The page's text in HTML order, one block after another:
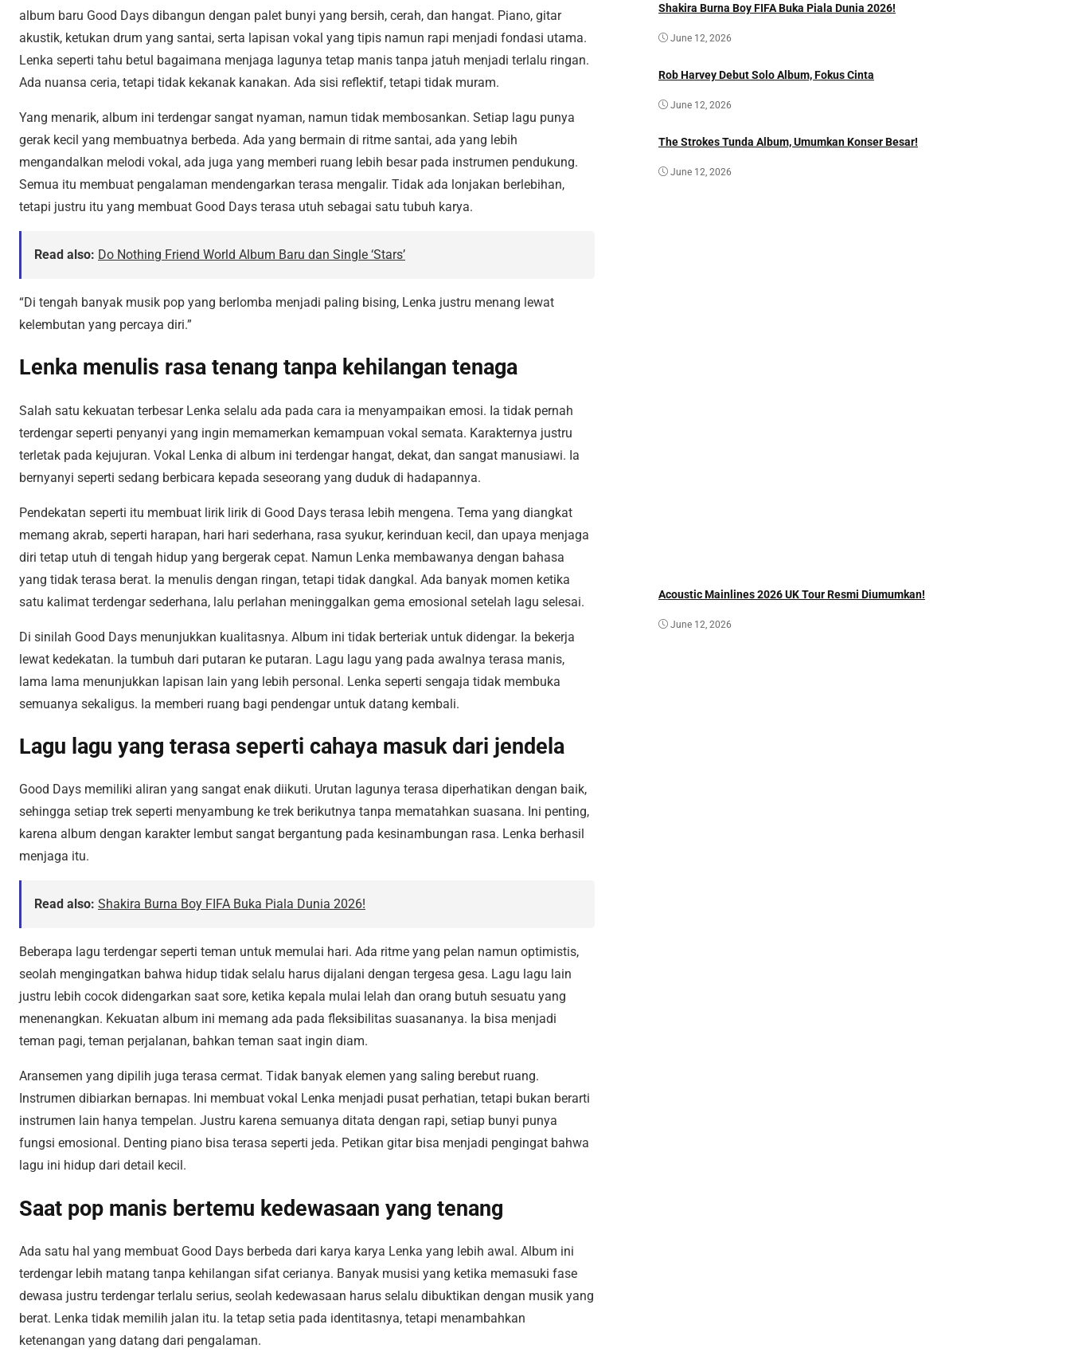
album baru Good Days dibangun dengan palet bunyi yang bersih, cerah, dan hangat. Piano, gitar
akustik, ketukan drum yang santai, serta lapisan vokal yang tipis namun rapi menjadi fondasi utama.
Lenka seperti tahu betul bagaimana menjaga lagunya tetap manis tanpa jatuh menjadi terlalu ringan.
Ada nuansa ceria, tetapi tidak kekanak kanakan. Ada sisi reflektif, tetapi tidak muram.
Yang menarik, album ini terdengar sangat nyaman, namun tidak membosankan. Setiap lagu punya
gerak kecil yang membuatnya berbeda. Ada yang bermain di ritme santai, ada yang lebih
mengandalkan melodi vokal, ada juga yang memberi ruang lebih besar pada instrumen pendukung.
Semua itu membuat pengalaman mendengarkan terasa mengalir. Tidak ada lonjakan berlebihan,
tetapi justru itu yang membuat Good Days terasa utuh sebagai satu tubuh karya.
Read also: Do Nothing Friend World Album Baru dan Single ‘Stars’
“Di tengah banyak musik pop yang berlomba menjadi paling bising, Lenka justru menang lewat
kelembutan yang percaya diri.”
Lenka menulis rasa tenang tanpa kehilangan tenaga
Salah satu kekuatan terbesar Lenka selalu ada pada cara ia menyampaikan emosi. Ia tidak pernah
terdengar seperti penyanyi yang ingin memamerkan kemampuan vokal semata. Karakternya justru
terletak pada kejujuran. Vokal Lenka di album ini terdengar hangat, dekat, dan sangat manusiawi. Ia
bernyanyi seperti sedang berbicara kepada seseorang yang duduk di hadapannya.
Pendekatan seperti itu membuat lirik lirik di Good Days terasa lebih mengena. Tema yang diangkat
memang akrab, seperti harapan, hari hari sederhana, rasa syukur, kerinduan kecil, dan upaya menjaga
diri tetap utuh di tengah hidup yang bergerak cepat. Namun Lenka membawanya dengan bahasa
yang tidak terasa berat. Ia menulis dengan ringan, tetapi tidak dangkal. Ada banyak momen ketika
satu kalimat terdengar sederhana, lalu perlahan meninggalkan gema emosional setelah lagu selesai.
Di sinilah Good Days menunjukkan kualitasnya. Album ini tidak berteriak untuk didengar. Ia bekerja
lewat kedekatan. Ia tumbuh dari putaran ke putaran. Lagu lagu yang pada awalnya terasa manis,
lama lama menunjukkan lapisan lain yang lebih personal. Lenka seperti sengaja tidak membuka
semuanya sekaligus. Ia memberi ruang bagi pendengar untuk datang kembali.
Lagu lagu yang terasa seperti cahaya masuk dari jendela
Good Days memiliki aliran yang sangat enak diikuti. Urutan lagunya terasa diperhatikan dengan baik,
sehingga setiap trek seperti menyambung ke trek berikutnya tanpa mematahkan suasana. Ini penting,
karena album dengan karakter lembut sangat bergantung pada kesinambungan rasa. Lenka berhasil
menjaga itu.
Read also: Shakira Burna Boy FIFA Buka Piala Dunia 2026!
Beberapa lagu terdengar seperti teman untuk memulai hari. Ada ritme yang pelan namun optimistis,
seolah mengingatkan bahwa hidup tidak selalu harus dijalani dengan tergesa gesa. Lagu lagu lain
justru lebih cocok didengarkan saat sore, ketika kepala mulai lelah dan orang butuh sesuatu yang
menenangkan. Kekuatan album ini memang ada pada fleksibilitas suasananya. Ia bisa menjadi
teman pagi, teman perjalanan, bahkan teman saat ingin diam.
Aransemen yang dipilih juga terasa cermat. Tidak banyak elemen yang saling berebut ruang.
Instrumen dibiarkan bernapas. Ini membuat vokal Lenka menjadi pusat perhatian, tetapi bukan berarti
instrumen lain hanya tempelan. Justru karena semuanya ditata dengan rapi, setiap bunyi punya
fungsi emosional. Denting piano bisa terasa seperti jeda. Petikan gitar bisa menjadi pengingat bahwa
lagu ini hidup dari detail kecil.
Saat pop manis bertemu kedewasaan yang tenang
Ada satu hal yang membuat Good Days berbeda dari karya karya Lenka yang lebih awal. Album ini
terdengar lebih matang tanpa kehilangan sifat cerianya. Banyak musisi yang ketika memasuki fase
dewasa justru terdengar terlalu serius, seolah kedewasaan harus selalu dibuktikan dengan musik yang
berat. Lenka tidak memilih jalan itu. Ia tetap setia pada identitasnya, tetapi menambahkan
ketenangan yang datang dari pengalaman.
Shakira Burna Boy FIFA Buka Piala Dunia 2026!
June 12, 2026
Rob Harvey Debut Solo Album, Fokus Cinta
June 12, 2026
The Strokes Tunda Album, Umumkan Konser Besar!
June 12, 2026
Acoustic Mainlines 2026 UK Tour Resmi Diumumkan!
June 12, 2026